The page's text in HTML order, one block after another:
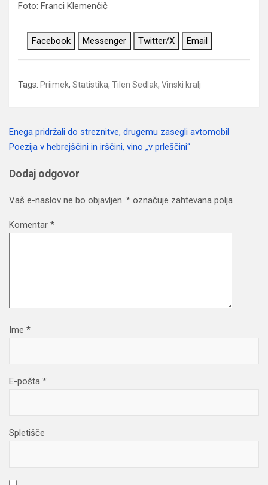
Foto: Franci Klemenčič
Facebook Messenger Twitter/X Email
Tags: Priimek, Statistika, Tilen Sedlak, Vinski kralj
Navigacija
Enega pridržali do streznitve, drugemu zasegli avtomobil
Poezija v hebrejščini in irščini, vino „v prleščini“
Dodaj odgovor
Vaš e-naslov ne bo objavljen. * označuje zahtevana polja
Komentar *
Ime *
E-pošta *
Spletišče